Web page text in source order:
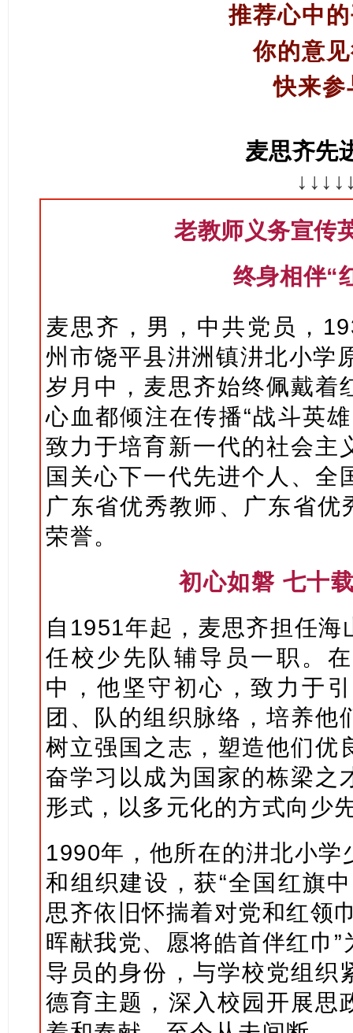
推荐心中
你的意
快来
麦思齐先
老教师义务宣传
终身相伴“
麦思齐，男，中共党员，
州市饶平县汫洲镇汫北小学
岁月中，麦思齐始终佩戴着
心血都倾注在传播“战斗英
致力于培育新一代的社会主
国关心下一代先进个人、全
广东省优秀教师、广东省优
荣誉。
初心如磐 七十
自1951年起，麦思齐担任
任校少先队辅导员一职。
中，他坚守初心，致力于
团、队的组织脉络，培养他
树立强国之志，塑造他们优
奋学习以成为国家的栋梁之
形式，以多元化的方式向少
1990年，他所在的汫北小
和组织建设，获“全国红旗
思齐依旧怀揣着对党和红领
晖献我党、愿将皓首伴红巾
导员的身份，与学校党组织
德育主题，深入校园开展思